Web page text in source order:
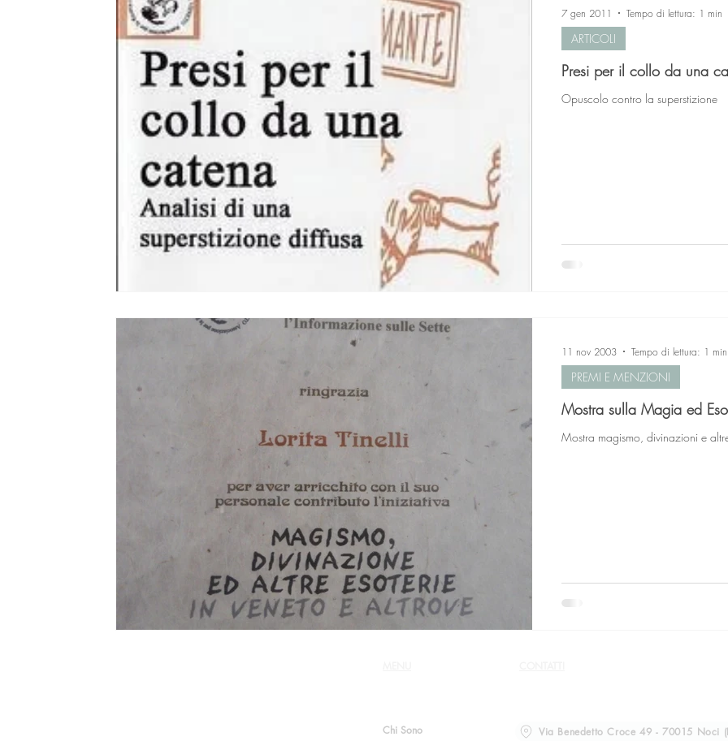
Presi per il collo da una
Opuscolo contro la superstizione
ARTICOLI
7 gen 2011 Tempo di lettura: 1 min
Mostra sulla Magia ed
Mostra magismo, divinazioni e
PREMI E MENZIONI
11 nov 2003 Tempo di lettura: 1 min
Chi Sono
Via Benedetto Croce 49 - 70015 Noci